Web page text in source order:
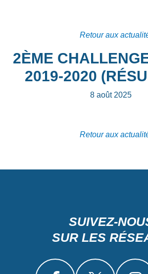
Retour aux
2ÈME
2019-2020
8 août 2025
Retour aux
SUIVEZ-
SUR LES